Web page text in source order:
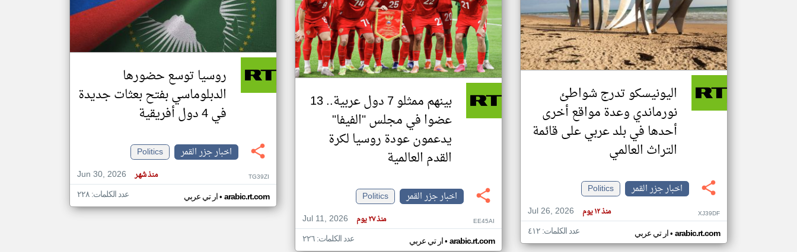
تغيير الدولة
اخبار جزر القمر على مدار الساعة
أهم اخبار جزر القمر العاجلة والمباشرة
اليونيسكو تدرج شواطئ
نورماندي وعدة مواقع أخرى
أحدها في بلد عربي على قائمة
التراث العالمي
اخبار جزر القمر
Politics
Jul 26, 2026
منذ ١٢ يوم XJ39DF
ار تي عربي• arabic.rt.com عدد الكلمات: ٤١٢
بينهم ممثلو 7 دول عربية.. 13
عضوا في مجلس "الفيفا"
يدعمون عودة روسيا لكرة
القدم العالمية
اخبار جزر القمر
Politics
Jul 11, 2026
منذ ٢٧ يوم EE45AI
ار تي عربي• arabic.rt.com عدد الكلمات: ٢٢٦
روسيا توسع حضورها
الدبلوماسي بفتح بعثات جديدة
في 4 دول أفريقية
اخبار جزر القمر
Politics
Jun 30, 2026
منذ شهر TG39ZI
ار تي عربي• arabic.rt.com عدد الكلمات: ٢٢٨
klyoum.com